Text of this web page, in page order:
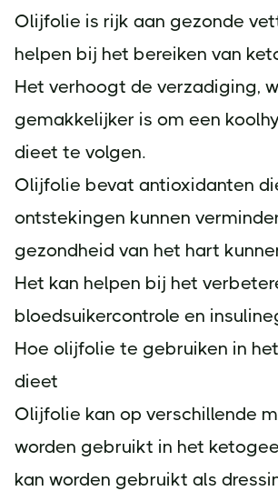
Olijfolie is rijk aan gezonde
helpen bij het bereiken van
Het verhoogt de verzadiging,
gemakkelijker is om een
dieet te volgen.
Olijfolie bevat antioxidanten
ontstekingen kunnen
gezondheid van het hart
Het kan helpen bij het
bloedsuikercontrole en
Hoe olijfolie te gebruiken in
dieet
Olijfolie kan op verschillende
worden gebruikt in het
kan worden gebruikt als